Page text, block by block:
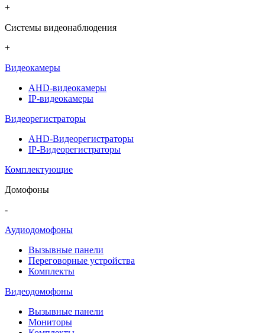
+
Системы видеонаблюдения
+
Видеокамеры
AHD-видеокамеры
IP-видеокамеры
Видеорегистраторы
AHD-Видеорегистраторы
IP-Видеорегистраторы
Комплектующие
Домофоны
-
Аудиодомофоны
Вызывные панели
Переговорные устройства
Комплекты
Видеодомофоны
Вызывные панели
Мониторы